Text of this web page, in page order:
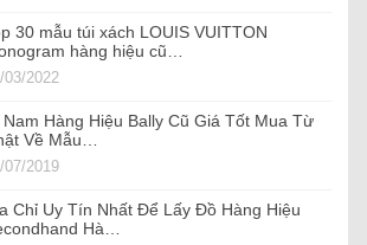
30 mẫu túi xách LOUIS VUITTON
hàng hiệu cũ…
03/2022
Nam Hàng Hiệu Bally Cũ Giá Tốt Mua Từ
Về Mẫu…
07/2019
Chỉ Uy Tín Nhất Để Lấy Đồ Hàng Hiệu
Hà…